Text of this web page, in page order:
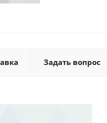
Задать вопрос